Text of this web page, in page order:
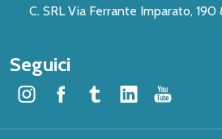
C. SRL Via Ferrante Imparato,
Seguici